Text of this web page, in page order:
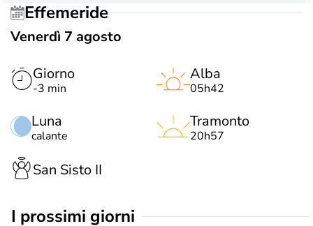
Effemeride
Venerdì 7 agosto
Giorno
-3 min
Luna
calante
Alba
05h42
Tramonto
20h57
San Sisto II
i prossimi giorni